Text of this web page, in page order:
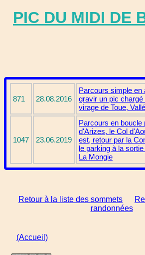
PIC DU MIDI DE
871 28.08.2016
Parcours simple en
gravir un pic
virage de Toue,
1047 23.06.2019
Parcours en boucle
d'Arizes, le Col
est, retour par la
le parking à la
La Mongie
Retour à la liste des sommets
randonnées
(Accueil)